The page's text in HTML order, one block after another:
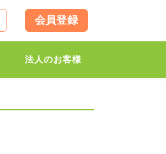
会員登録
法人のお客様